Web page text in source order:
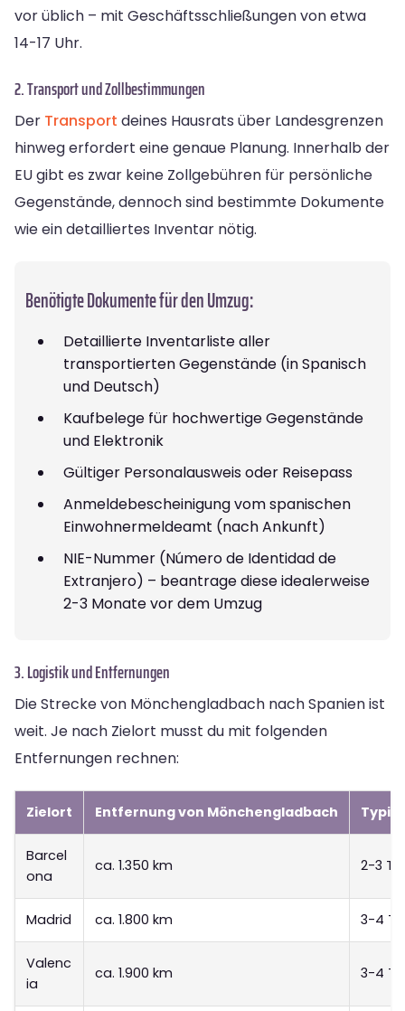
vor üblich – mit Geschäftsschließungen von etwa
14-17 Uhr.
2. Transport und Zollbestimmungen
Der Transport deines Hausrats über Landesgrenzen
hinweg erfordert eine genaue Planung. Innerhalb der
EU gibt es zwar keine Zollgebühren für persönliche
Gegenstände, dennoch sind bestimmte Dokumente
wie ein detailliertes Inventar nötig.
Benötigte Dokumente für den Umzug:
Detaillierte Inventarliste aller
transportierten Gegenstände (in Spanisch
und Deutsch)
Kaufbelege für hochwertige Gegenstände
und Elektronik
Gültiger Personalausweis oder Reisepass
Anmeldebescheinigung vom spanischen
Einwohnermeldeamt (nach Ankunft)
NIE-Nummer (Número de Identidad de
Extranjero) – beantrage diese idealerweise
2-3 Monate vor dem Umzug
3. Logistik und Entfernungen
Die Strecke von Mönchengladbach nach Spanien ist
weit. Je nach Zielort musst du mit folgenden
Entfernungen rechnen:
Zielort Entfernung von Mönchengladbach
Barcel
ona
ca. 1.350 km 2-3
Madrid ca. 1.800 km 3-4
Valenc
ia
ca. 1.900 km 3-4